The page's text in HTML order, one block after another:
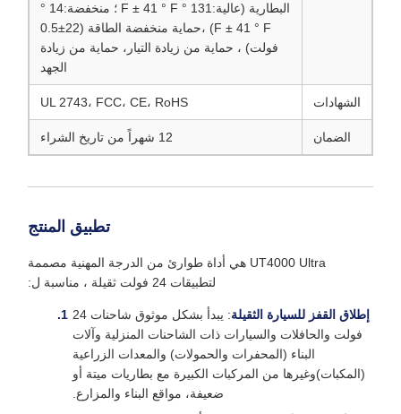
البطارية (عالية:131 ° F ± 41 ° F ؛ منخفضة:14 °
F ± 41 ° F) ،حماية منخفضة الطاقة (22±0.5
فولت) ، حماية من زيادة التيار، حماية من زيادة
الجهد
الشهادات UL 2743، FCC، CE، RoHS
الضمان 12 شهراً من تاريخ الشراء
تطبيق المنتج
UT4000 Ultra هي أداة طوارئ من الدرجة المهنية مصممة
لتطبيقات 24 فولت ثقيلة ، مناسبة ل:
إطلاق القفز للسيارة الثقيلة
: يبدأ بشكل موثوق شاحنات 24
فولت والحافلات والسيارات ذات الشاحنات المنزلية وآلات
البناء (المحفرات والحمولات) والمعدات الزراعية
(المكبات)وغيرها من المركبات الكبيرة مع بطاريات ميتة أو
ضعيفة، مواقع البناء والمزارع.